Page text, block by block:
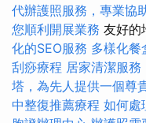
代辦護照服務，專業協
您順利開展業務 友好的
化的SEO服務 多樣化餐
刮痧療程 居家清潔服
塔，為先人提供一個尊
中整復推薦療程 如何處